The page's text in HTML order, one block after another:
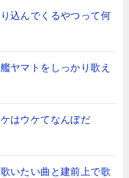
込んでくるやつって何
ヤマトをしっかり歌え
はウケてなんぼだ
いたい曲と建前上で歌